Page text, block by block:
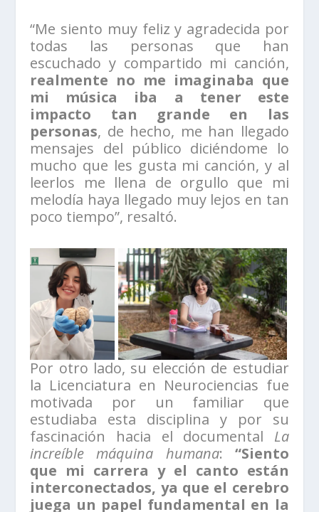
“Me siento muy feliz y agradecida por
todas las personas que han
escuchado y compartido mi canción,
realmente no me imaginaba que
mi música iba a tener este
impacto tan grande en las
personas, de hecho, me han llegado
mensajes del público diciéndome lo
mucho que les gusta mi canción, y al
leerlos me llena de orgullo que mi
melodía haya llegado muy lejos en tan
poco tiempo”, resaltó.
Por otro lado, su elección de estudiar
la Licenciatura en Neurociencias fue
motivada por un familiar que
estudiaba esta disciplina y por su
fascinación hacia el documental La
increíble máquina humana: “Siento
que mi carrera y el canto están
interconectados, ya que el cerebro
juega un papel fundamental en la